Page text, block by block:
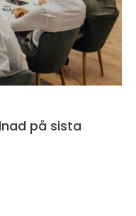
på sista